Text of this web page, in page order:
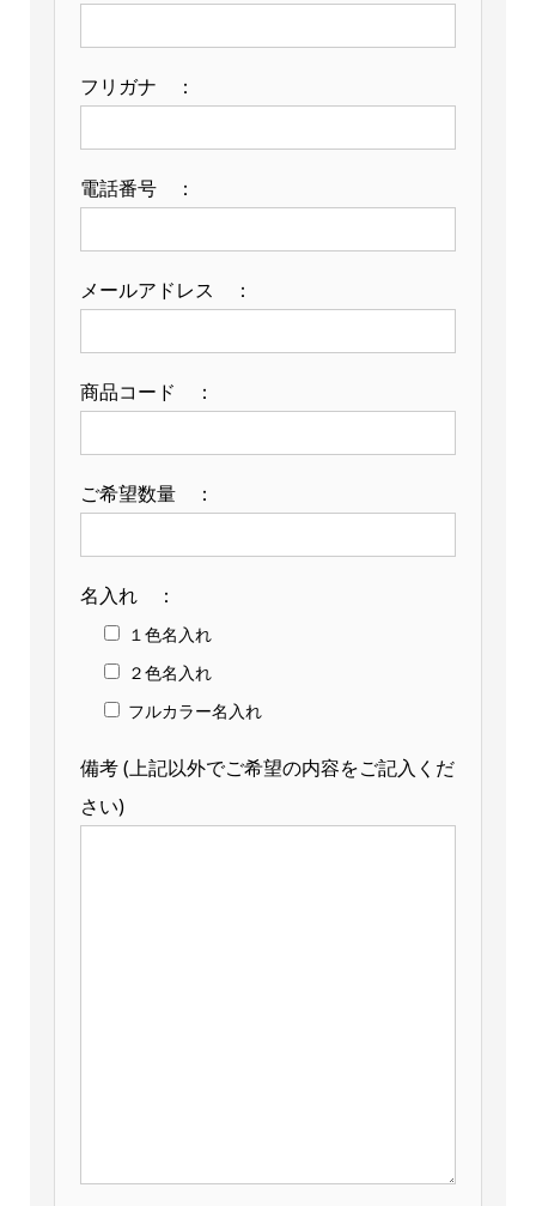
フリガナ ：
電話番号 ：
メールアドレス ：
商品コード ：
ご希望数量 ：
名入れ ：
１色名入れ
２色名入れ
フルカラー名入れ
備考 (上記以外でご希望の内容をご記入くだ
さい)